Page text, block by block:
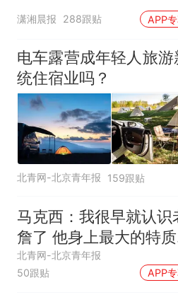
分石窟受特别保护，游
潇湘晨报 288跟贴 APP
电车露营成年轻人旅游
统住宿业吗？
北青网-北京青年报 159跟贴
马克西：我很早就认识
詹了 他身上最大的特质
是谦逊
北青网-北京青年报
50跟贴
APP